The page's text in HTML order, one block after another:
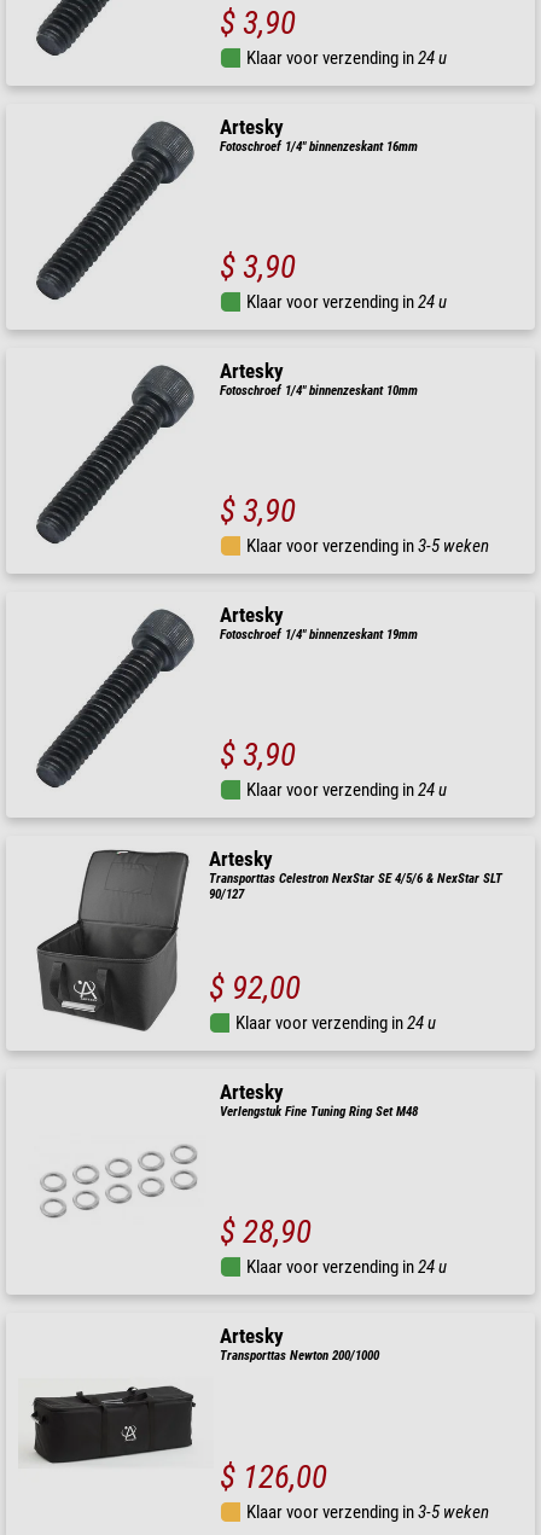
$ 3,90
Klaar voor verzending in24 u
Artesky
Fotoschroef 1/4" binnenzeskant 16mm
$ 3,90
Klaar voor verzending in24 u
Artesky
Fotoschroef 1/4" binnenzeskant 10mm
$ 3,90
Klaar voor verzending in3-5 weken
Artesky
Fotoschroef 1/4" binnenzeskant 19mm
$ 3,90
Klaar voor verzending in24 u
Artesky
Transporttas Celestron NexStar SE 4/5/6 & NexStar SLT
90/127
$ 92,00
Klaar voor verzending in24 u
Artesky
Verlengstuk Fine Tuning Ring Set M48
$ 28,90
Klaar voor verzending in24 u
Artesky
Transporttas Newton 200/1000
$ 126,00
Klaar voor verzending in3-5 weken